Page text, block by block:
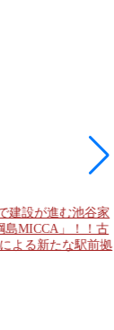
建設が進む池谷家
島MICCA」！！古
よる新たな駅前拠